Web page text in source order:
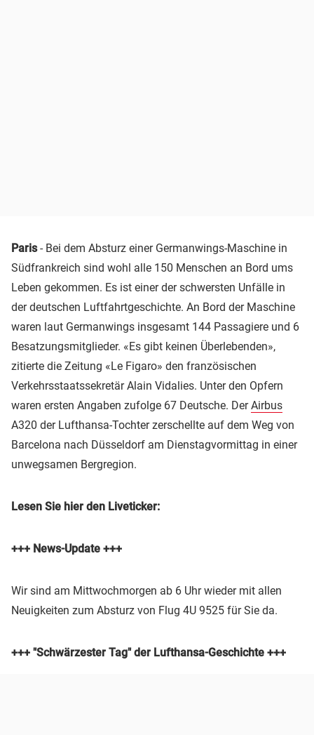
Paris- Bei dem Absturz einer Germanwings-Maschine in
Südfrankreich sind wohl alle 150 Menschen an Bord ums
Leben gekommen. Es ist einer der schwersten Unfälle in
der deutschen Luftfahrtgeschichte. An Bord der Maschine
waren laut Germanwings insgesamt 144 Passagiere und 6
Besatzungsmitglieder. «Es gibt keinen Überlebenden»,
zitierte die Zeitung «Le Figaro» den französischen
Verkehrsstaatssekretär Alain Vidalies. Unter den Opfern
waren ersten Angaben zufolge 67 Deutsche. DerAirbus
A320 der Lufthansa-Tochter zerschellte auf dem Weg von
Barcelona nach Düsseldorf am Dienstagvormittag in einer
unwegsamen Bergregion.
Lesen Sie hier den Liveticker:
+++ News-Update +++
Wir sind am Mittwochmorgen ab 6 Uhr wieder mit allen
Neuigkeiten zum Absturz von Flug 4U 9525 für Sie da.
+++ "Schwärzester Tag" der Lufthansa-Geschichte +++